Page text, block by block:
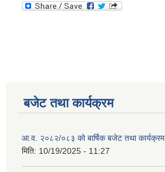
बजेट तथा कार्यक्रम
आ.व. २०८२/०८३ को बार्षिक बजेट तथा कार्यक्रम
मिति: 10/19/2025 - 11:27